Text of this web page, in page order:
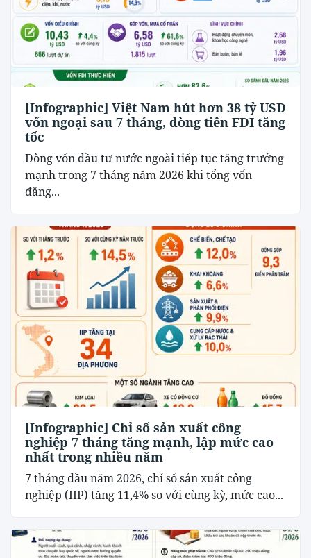
[Infographic] Việt Nam hút hơn 38 tỷ USD
vốn ngoại sau 7 tháng, dòng tiền FDI tăng
tốc
Dòng vốn đầu tư nước ngoài tiếp tục tăng trưởng
mạnh trong 7 tháng năm 2026 khi tổng vốn
đăng...
[Infographic] Chỉ số sản xuất công
nghiệp 7 tháng tăng mạnh, lập mức cao
nhất trong nhiều năm
7 tháng đầu năm 2026, chỉ số sản xuất công
nghiệp (IIP) tăng 11,4% so với cùng kỳ, mức cao...